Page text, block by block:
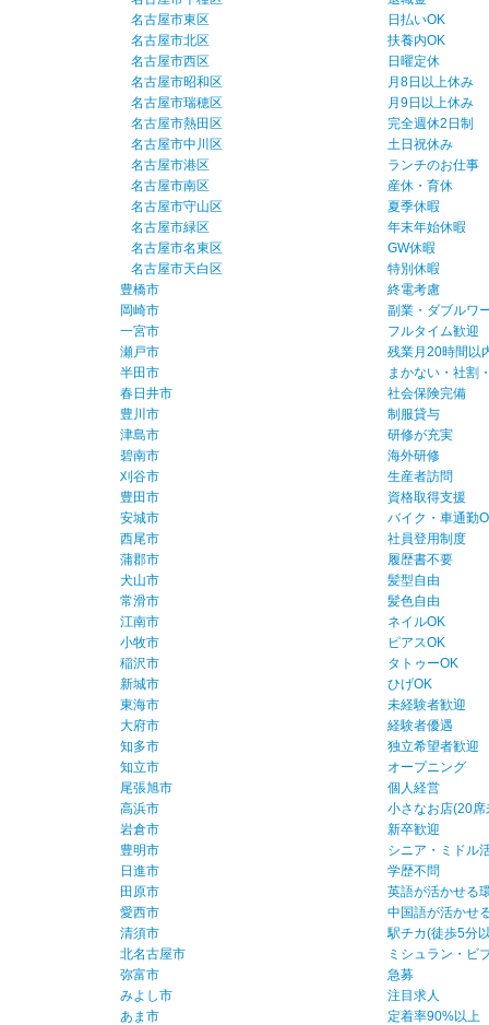
名古屋市東区
名古屋市北区
名古屋市西区
名古屋市昭和区
名古屋市瑞穂区
名古屋市熱田区
名古屋市中川区
名古屋市港区
名古屋市南区
名古屋市守山区
名古屋市緑区
名古屋市名東区
名古屋市天白区
豊橋市
岡崎市
一宮市
瀬戸市
半田市
春日井市
豊川市
津島市
碧南市
刈谷市
豊田市
安城市
西尾市
蒲郡市
犬山市
常滑市
江南市
小牧市
稲沢市
新城市
東海市
大府市
知多市
知立市
尾張旭市
高浜市
岩倉市
豊明市
日進市
田原市
愛西市
清須市
北名古屋市
弥富市
みよし市
あま市
日払いOK
扶養内OK
日曜定休
月8日以上休み
月9日以上休み
完全週休2日制
土日祝休み
ランチのお仕事
産休・育休
夏季休暇
年末年始休暇
GW休暇
特別休暇
終電考慮
副業・ダブルワ
フルタイム歓迎
残業月20時間以
まかない・社割
社会保険完備
制服貸与
研修が充実
海外研修
生産者訪問
資格取得支援
バイク・車通勤
社員登用制度
履歴書不要
髪型自由
髪色自由
ネイルOK
ピアスOK
タトゥーOK
ひげOK
未経験者歓迎
経験者優遇
独立希望者歓迎
オープニング
個人経営
小さなお店(20席
新卒歓迎
シニア・ミドル
学歴不問
英語が活かせる
中国語が活かせ
駅チカ(徒歩5分
ミシュラン・ビ
急募
注目求人
定着率90%以上